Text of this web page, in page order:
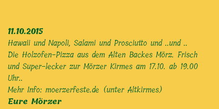
11.10.2015
Hawaii und Napoli, Salami und Prosciutto und ..und ..
Die Holzofen-Pizza aus dem Alten Backes Mörz. Frisch
und Super-lecker zur Mörzer Kirmes am 17.10. ab 19.00
Uhr..
Mehr Info: moerzerfeste.de (unter Altkirmes)
Eure Mörzer